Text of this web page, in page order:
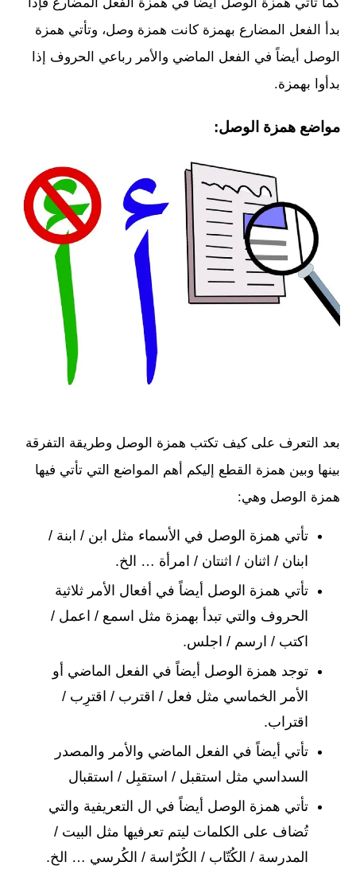
بدأ الفعل المضارع بهمزة كانت همزة وصل، وتأتي همزة
الوصل أيضاً في الفعل الماضي والأمر رباعي الحروف إذا
بدأوا بهمزة.
مواضع همزة الوصل:
بعد التعرف على كيف تكتب همزة الوصل وطريقة التفرقة
بينها وبين همزة القطع إليكم أهم المواضع التي تأتي فيها
همزة الوصل وهي:
تأتي همزة الوصل في الأسماء مثل ابن / ابنة /
ابنان / اثنان / اثنتان / امرأة … الخ.
تأتي همزة الوصل أيضاً في أفعال الأمر ثلاثية
الحروف والتي تبدأ بهمزة مثل اسمع / اعمل /
اكتب / ارسم / اجلس.
توجد همزة الوصل أيضاً في الفعل الماضي أو
الأمر الخماسي مثل فعل / اقترب / اقترِب /
اقتراب.
تأتي أيضاً في الفعل الماضي والأمر والمصدر
السداسي مثل استقبل / استقبِل / استقبال
تأتي همزة الوصل أيضاً في ال التعريفية والتي
تُضاف على الكلمات ليتم تعرفيها مثل البيت /
المدرسة / الكُتّاب / الكُرّاسة / الكُرسي … الخ.